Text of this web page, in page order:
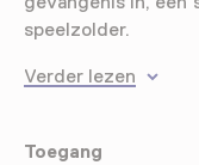
speelzolder.
Verder lezen
Toegang